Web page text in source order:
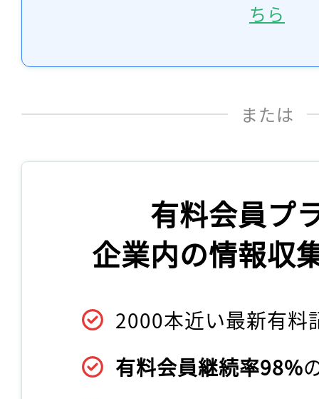
ちら
または
有料会員プ
企業内の情報収
2000本近い最新有料
有料会員継続率98%